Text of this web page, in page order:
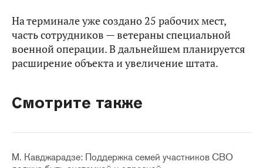
На терминале уже создано 25 рабочих мест,
часть сотрудников — ветераны специальной
военной операции. В дальнейшем планируется
расширение объекта и увеличение штата.
Смотрите также
М. Кавджарадзе: Поддержка семей участников СВО